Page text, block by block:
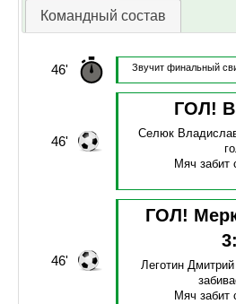
Командный состав
46' Звучит финальный
46'
ГОЛ!
Селюк
Мяч забит
46'
ГОЛ!
3
Леготин Дмитрий
Мяч забит